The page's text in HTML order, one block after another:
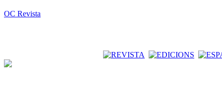
OC Revista